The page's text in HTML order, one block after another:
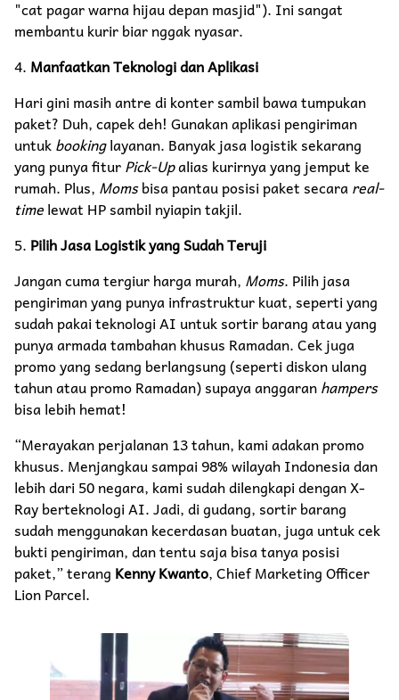
"cat pagar warna hijau depan masjid"). Ini sangat
membantu kurir biar nggak nyasar.
4. Manfaatkan Teknologi dan Aplikasi
Hari gini masih antre di konter sambil bawa tumpukan
paket? Duh, capek deh! Gunakan aplikasi pengiriman
untukbookinglayanan. Banyak jasa logistik sekarang
yang punya fiturPick-Upalias kurirnya yang jemput ke
rumah. Plus, Momsbisa pantau posisi paket secarareal-
timelewat HP sambil nyiapin takjil.
5. Pilih Jasa Logistik yang Sudah Teruji
Jangan cuma tergiur harga murah, Moms. Pilih jasa
pengiriman yang punya infrastruktur kuat, seperti yang
sudah pakai teknologi AI untuk sortir barang atau yang
punya armada tambahan khusus Ramadan. Cek juga
promo yang sedang berlangsung (seperti diskon ulang
tahun atau promo Ramadan) supaya anggaranhampers
bisa lebih hemat!
“Merayakan perjalanan 13 tahun, kami adakan promo
khusus. Menjangkau sampai 98% wilayah Indonesia dan
lebih dari 50 negara, kami sudah dilengkapi dengan X-
Ray berteknologi AI. Jadi, di gudang, sortir barang
sudah menggunakan kecerdasan buatan, juga untuk cek
bukti pengiriman, dan tentu saja bisa tanya posisi
paket,” terang Kenny Kwanto, Chief Marketing Officer
Lion Parcel.